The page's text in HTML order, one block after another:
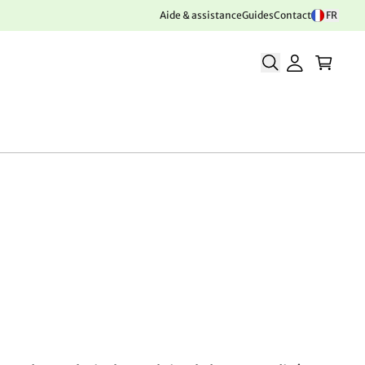
Aide & assistanceGuidesContact FR